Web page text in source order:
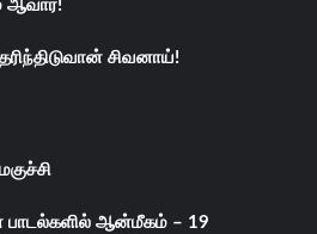
ஆவார்!
சிவனாய்!
ஆன்மீகம் – 19